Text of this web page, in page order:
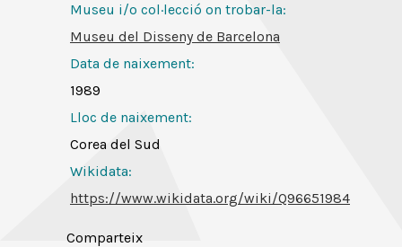
Museu i/o col·lecció on trobar-la:
Museu del Disseny de Barcelona
Data de naixement:
1989
Lloc de naixement:
Corea del Sud
Wikidata:
https://www.wikidata.org/wiki/Q96651984
Comparteix